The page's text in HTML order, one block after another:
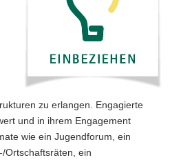
zu erlangen. Engagierte
und in ihrem Engagement
wie ein Jugendforum, ein
Ortschaftsräten, ein